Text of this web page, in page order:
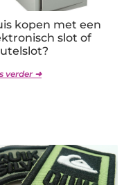
kopen met een
slot of
verder ➜